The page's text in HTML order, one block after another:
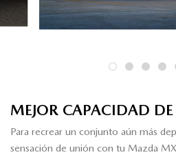
MEJOR CAPACIDAD
Para recrear un conjunto aún más
sensación de unión con tu Mazda